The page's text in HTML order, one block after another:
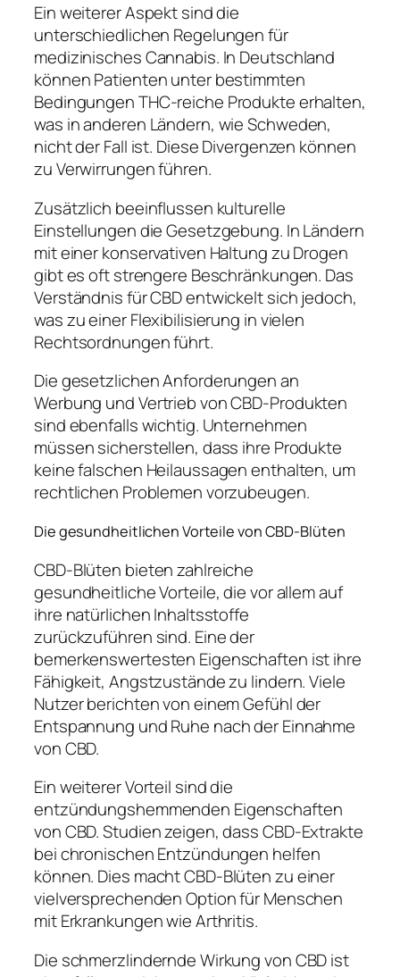
Ein weiterer Aspekt sind die
unterschiedlichen Regelungen für
medizinisches Cannabis. In Deutschland
können Patienten unter bestimmten
Bedingungen THC-reiche Produkte erhalten,
was in anderen Ländern, wie Schweden,
nicht der Fall ist. Diese Divergenzen können
zu Verwirrungen führen.
Zusätzlich beeinflussen kulturelle
Einstellungen die Gesetzgebung. In Ländern
mit einer konservativen Haltung zu Drogen
gibt es oft strengere Beschränkungen. Das
Verständnis für CBD entwickelt sich jedoch,
was zu einer Flexibilisierung in vielen
Rechtsordnungen führt.
Die gesetzlichen Anforderungen an
Werbung und Vertrieb von CBD-Produkten
sind ebenfalls wichtig. Unternehmen
müssen sicherstellen, dass ihre Produkte
keine falschen Heilaussagen enthalten, um
rechtlichen Problemen vorzubeugen.
Die gesundheitlichen Vorteile von CBD-Blüten
CBD-Blüten bieten zahlreiche
gesundheitliche Vorteile, die vor allem auf
ihre natürlichen Inhaltsstoffe
zurückzuführen sind. Eine der
bemerkenswertesten Eigenschaften ist ihre
Fähigkeit, Angstzustände zu lindern. Viele
Nutzer berichten von einem Gefühl der
Entspannung und Ruhe nach der Einnahme
von CBD.
Ein weiterer Vorteil sind die
entzündungshemmenden Eigenschaften
von CBD. Studien zeigen, dass CBD-Extrakte
bei chronischen Entzündungen helfen
können. Dies macht CBD-Blüten zu einer
vielversprechenden Option für Menschen
mit Erkrankungen wie Arthritis.
Die schmerzlindernde Wirkung von CBD ist